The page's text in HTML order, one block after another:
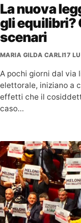
La nuova
gli equilibri?
scenari
MARIA GILDA CARLI17
A pochi giorni dal via
elettorale, iniziano a
effetti che il
caso…